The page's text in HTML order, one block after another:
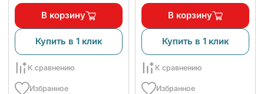
В корзину
Купить в 1 клик
К сравнению
Избранное
В корзину
Купить в 1 клик
К сравнению
Избранное